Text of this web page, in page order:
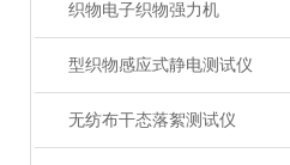
织物电子织物强力机
型织物感应式静电测试仪
无纺布干态落絮测试仪